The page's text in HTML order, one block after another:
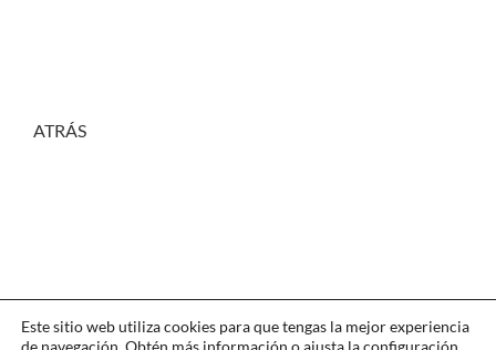
ATRÁS
Este sitio web utiliza cookies para que tengas la mejor experiencia
de navegación. Obtén más información o ajusta laconfiguración